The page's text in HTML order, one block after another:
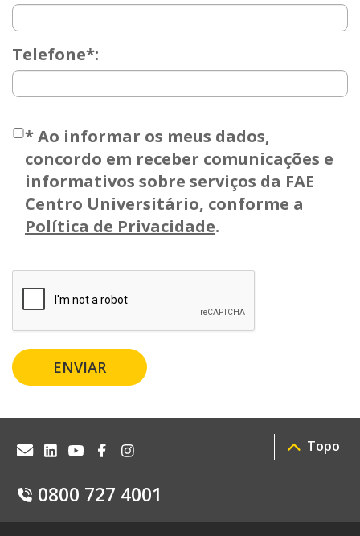
Telefone*:
*Ao informar os meus dados,
concordo em receber comunicações e
informativos sobre serviços da FAE
Centro Universitário, conforme a
Política de Privacidade.
ENVIAR
0800 727 4001
Topo